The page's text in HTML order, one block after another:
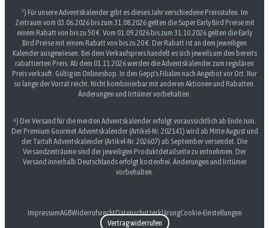
³) Für unsere Adventskalender gibt es dieses Jahr verschiedene Preisstufen. Im
Zeitraum vom 03.06.2026 bis zum 31.08.2026 gelten die Super Early Bird Preise mit
einem Rabatt von bis zu 50 €. Vom 01.09.2026 bis zum 31.10.2026 gelten die Early
Bird Preise mit einem Rabatt von bis zu 20 €. Der Rabatt ist an dem jeweiligen
Kalender ausgewiesen. Bei dem Verkaufspreis handelt es sich jeweils um den bereits
rabattierten Preis. Ab dem 01.11.2026 werden die Adventskalender zum regulären
Preis verkauft. Gültig im Onlineshop. In den Gepp's Filialen nach Angebot vor Ort. Nur
so lange der Vorrat reicht. Nicht kombinierbar mit anderen Aktionen und Rabatten.
Änderungen und Irrtümer vorbehalten.
⁴) Der Versand für die meisten Adventskalender erfolgt voraussichtlich ab Ende Juni.
Der Premium Gourmet Adventskalender (Artikel-Nr. 202141) wird ab Mitte August und
der Tartufi Adventskalender (Artikel-Nr. 202607) ab September versendet. Die
Versandzeiträume sind der jeweiligen Produktdetailseite zu entnehmen. Der
Versand innerhalb Deutschlands erfolgt kostenfrei. Änderungen und Irrtümer
vorbehalten.
ImpressumAGBWiderrufsrechtDatenschutzerklärungCookie-Einstellungen
Vertrag widerrufen